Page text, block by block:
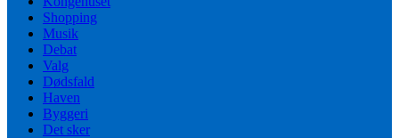
Shopping
Musik
Debat
Valg
Dødsfald
Haven
Byggeri
Det sker